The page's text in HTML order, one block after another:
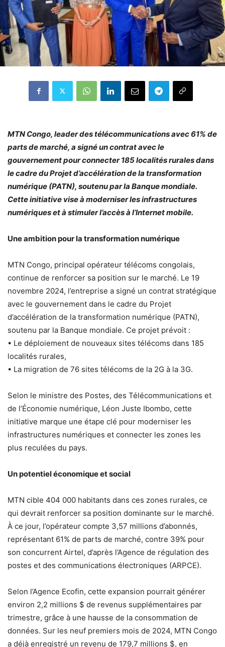
MTN Congo, leader des télécommunications avec 61% de
parts de marché, a signé un contrat avec le
gouvernement pour connecter 185 localités rurales dans
le cadre du Projet d’accélération de la transformation
numérique (PATN), soutenu par la Banque mondiale.
Cette initiative vise à moderniser les infrastructures
numériques et à stimuler l’accès à l’Internet mobile.
Une ambition pour la transformation numérique
MTN Congo, principal opérateur télécoms congolais,
continue de renforcer sa position sur le marché. Le 19
novembre 2024, l’entreprise a signé un contrat stratégique
avec le gouvernement dans le cadre du Projet
d’accélération de la transformation numérique (PATN),
soutenu par la Banque mondiale. Ce projet prévoit :
• Le déploiement de nouveaux sites télécoms dans 185
localités rurales,
• La migration de 76 sites télécoms de la 2G à la 3G.
Selon le ministre des Postes, des Télécommunications et
de l’Économie numérique, Léon Juste Ibombo, cette
initiative marque une étape clé pour moderniser les
infrastructures numériques et connecter les zones les
plus reculées du pays.
Un potentiel économique et social
MTN cible 404 000 habitants dans ces zones rurales, ce
qui devrait renforcer sa position dominante sur le marché.
À ce jour, l’opérateur compte 3,57 millions d’abonnés,
représentant 61% de parts de marché, contre 39% pour
son concurrent Airtel, d’après l’Agence de régulation des
postes et des communications électroniques (ARPCE).
Selon l’Agence Ecofin, cette expansion pourrait générer
environ 2,2 millions $ de revenus supplémentaires par
trimestre, grâce à une hausse de la consommation de
données. Sur les neuf premiers mois de 2024, MTN Congo
a déjà enregistré un revenu de 179,7 millions $, en